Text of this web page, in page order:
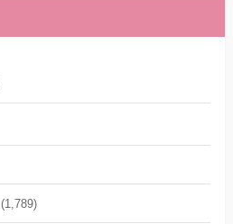
(1,789)